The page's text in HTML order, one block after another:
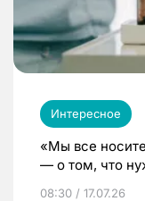
Интересное
«Мы все
— о том, что
08:30 / 17.07.26